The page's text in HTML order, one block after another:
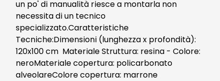
un po' di manualità riesce a montarla non
necessita di un tecnico
specializzato.Caratteristiche
Tecniche:Dimensioni (lunghezza x profondità):
120x100 cm Materiale Struttura: resina - Colore:
neroMateriale copertura: policarbonato
alveolareColore copertura: marrone